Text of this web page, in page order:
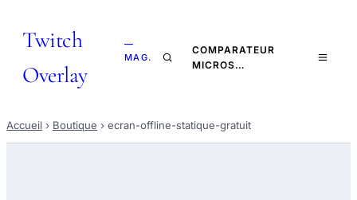
Twitch
Overlay
—
MAG.
COMPARATEUR
MICROS…
Accueil › Boutique › ecran-offline-statique-gratuit